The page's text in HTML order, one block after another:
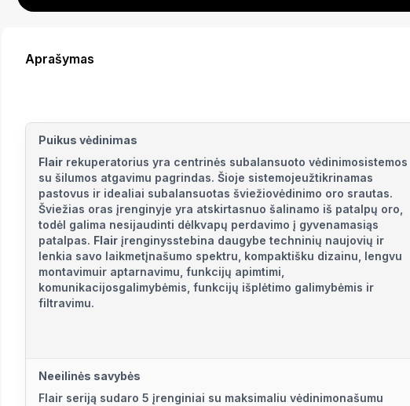
Aprašymas
Puikus vėdinimas
Flair rekuperatorius yra centrinės subalansuoto vėdinimosistemos
su šilumos atgavimu pagrindas. Šioje sistemojeužtikrinamas
pastovus ir idealiai subalansuotas šviežiovėdinimo oro srautas.
Šviežias oras įrenginyje yra atskirtasnuo šalinamo iš patalpų oro,
todėl galima nesijaudinti dėlkvapų perdavimo į gyvenamasiąs
patalpas. Flair įrenginysstebina daugybe techninių naujovių ir
lenkia savo laikmetįnašumo spektru, kompaktišku dizainu, lengvu
montavimuir aptarnavimu, funkcijų apimtimi,
komunikacijosgalimybėmis, funkcijų išplėtimo galimybėmis ir
filtravimu.
Neeilinės savybės
Flair seriją sudaro 5 įrenginiai su maksimaliu vėdinimonašumu